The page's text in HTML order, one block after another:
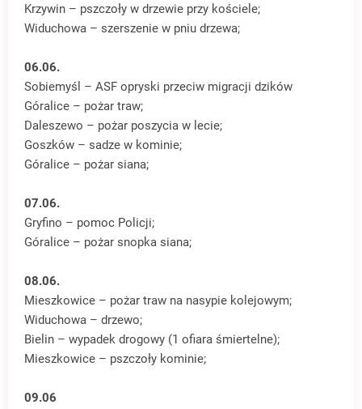
Krzywin – pszczoły w drzewie przy kościele;
Widuchowa – szerszenie w pniu drzewa;
06.06.
Sobiemyśl – ASF opryski przeciw migracji dzików
Góralice – pożar traw;
Daleszewo – pożar poszycia w lecie;
Goszków – sadze w kominie;
Góralice – pożar siana;
07.06.
Gryfino – pomoc Policji;
Góralice – pożar snopka siana;
08.06.
Mieszkowice – pożar traw na nasypie kolejowym;
Widuchowa – drzewo;
Bielin – wypadek drogowy (1 ofiara śmiertelne);
Mieszkowice – pszczoły kominie;
09.06